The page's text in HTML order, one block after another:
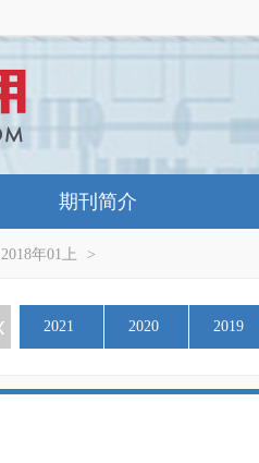
期刊简介
2018年01上 >
2021 2020 2019